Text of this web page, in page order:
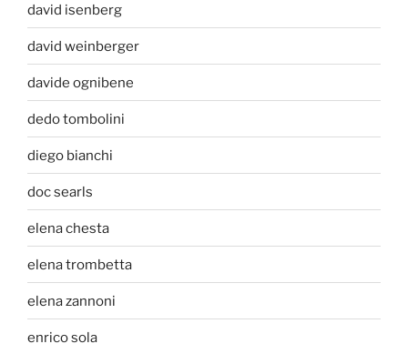
david isenberg
david weinberger
davide ognibene
dedo tombolini
diego bianchi
doc searls
elena chesta
elena trombetta
elena zannoni
enrico sola